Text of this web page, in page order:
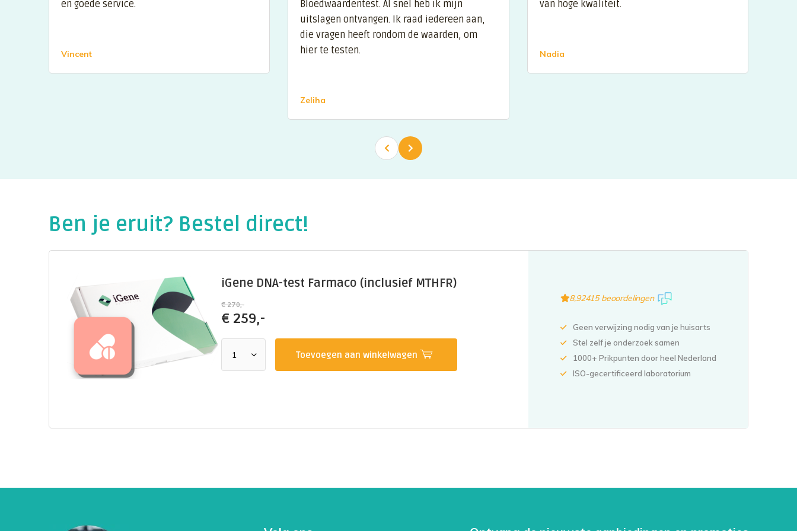
en goede service.
Vincent
Bloedwaardentest. Al snel heb ik mijn
uitslagen ontvangen. Ik raad iedereen aan,
die vragen heeft rondom de waarden, om
hier te testen.
Zeliha
van hoge kwaliteit.
Nadia
Ben je eruit? Bestel direct!
iGene DNA-test Farmaco (inclusief MTHFR)
€ 270,-
€ 259,-
Toevoegen aan winkelwagen
8,92415 beoordelingen
Geen verwijzing nodig van je huisarts
Stel zelf je onderzoek samen
1000+ Prikpunten door heel Nederland
ISO-gecertificeerd laboratorium